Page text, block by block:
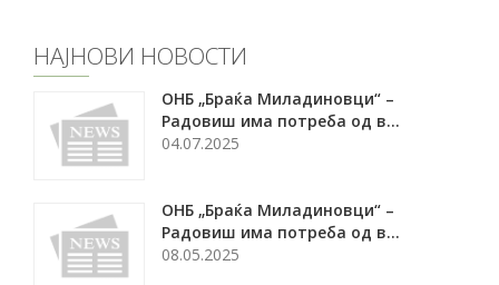
НАЈНОВИ НОВОСТИ
ОНБ „Браќа Миладиновци“ –
Радовиш има потреба од в...
04.07.2025
ОНБ „Браќа Миладиновци“ –
Радовиш има потреба од в...
08.05.2025